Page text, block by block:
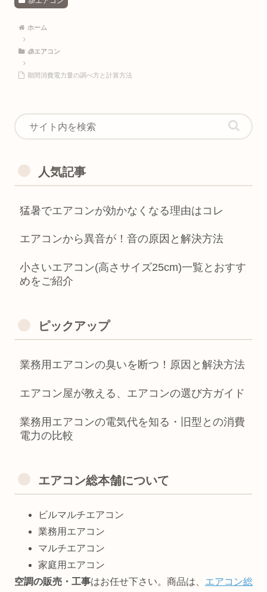
ホーム
🧊エアコン
期間消費電力量の調べ方と計算方法
人気記事
猛暑でエアコンが効かなくなる理由はコレ
エアコンから異音が！音の原因と解決方法
小さいエアコン(高さサイズ25cm)一覧とおすす
めをご紹介
ピックアップ
業務用エアコンの臭いを断つ！原因と解決方法
エアコン屋が教える、エアコンの選び方ガイド
業務用エアコンの電気代を知る・旧型との消費
電力の比較
エアコン総本舗について
ビルマルチエアコン
業務用エアコン
マルチエアコン
家庭用エアコン
空調の販売・工事はお任せ下さい。商品は、 エアコン総